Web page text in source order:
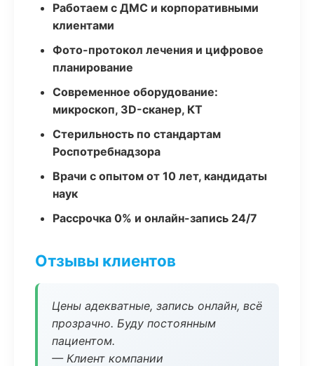
Работаем с ДМС и корпоративными
клиентами
Фото-протокол лечения и цифровое
планирование
Современное оборудование:
микроскоп, 3D-сканер, КТ
Стерильность по стандартам
Роспотребнадзора
Врачи с опытом от 10 лет, кандидаты
наук
Рассрочка 0% и онлайн-запись 24/7
Отзывы клиентов
Цены адекватные, запись онлайн, всё
прозрачно. Буду постоянным
пациентом.
— Клиент компании